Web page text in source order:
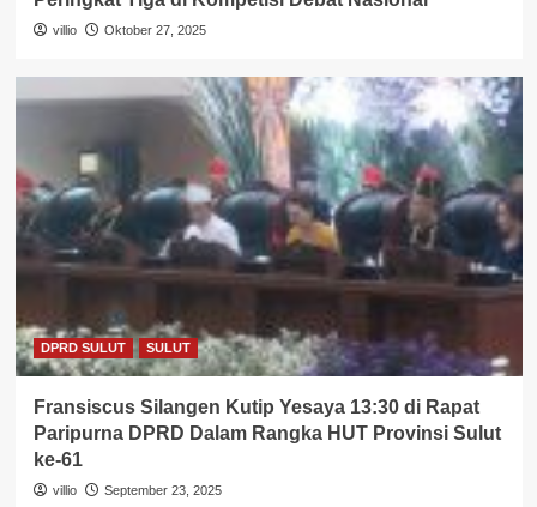
villio Oktober 27, 2025
DPRD SULUT SULUT
Fransiscus Silangen Kutip Yesaya 13:30 di Rapat
Paripurna DPRD Dalam Rangka HUT Provinsi Sulut
ke-61
villio September 23, 2025